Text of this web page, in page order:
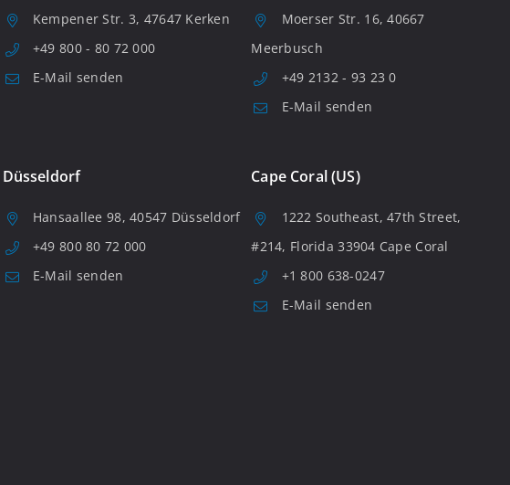
Kempener Str. 3, 47647 Kerken
+49 800 - 80 72 000
E-Mail senden
Moerser Str. 16, 40667
Meerbusch
+49 2132 - 93 23 0
E-Mail senden
Düsseldorf
Hansaallee 98, 40547 Düsseldorf
+49 800 80 72 000
E-Mail senden
Cape Coral (US)
1222 Southeast, 47th Street,
#214, Florida 33904 Cape Coral
+1 800 638-0247
E-Mail senden